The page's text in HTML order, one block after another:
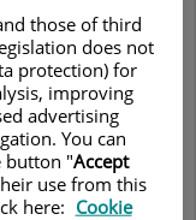
Médico
de
últimos
de la
those of third
does not
protection) for
improving
advertising
You can
button "Accept
use from this
here: Cookie